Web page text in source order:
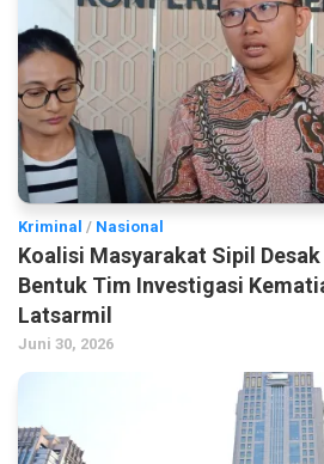
Kriminal / Nasional
Koalisi Masyarakat Sipil
Bentuk Tim Investigasi
Latsarmil
Juni 30, 2026